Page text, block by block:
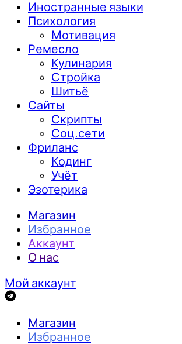
Иностранные языки
Психология
Мотивация
Ремесло
Кулинария
Стройка
Шитьё
Сайты
Скрипты
Соц.сети
Фриланс
Кодинг
Учёт
Эзотерика
Магазин
Избранное
Аккаунт
О нас
Мой аккаунт
Магазин
Избранное